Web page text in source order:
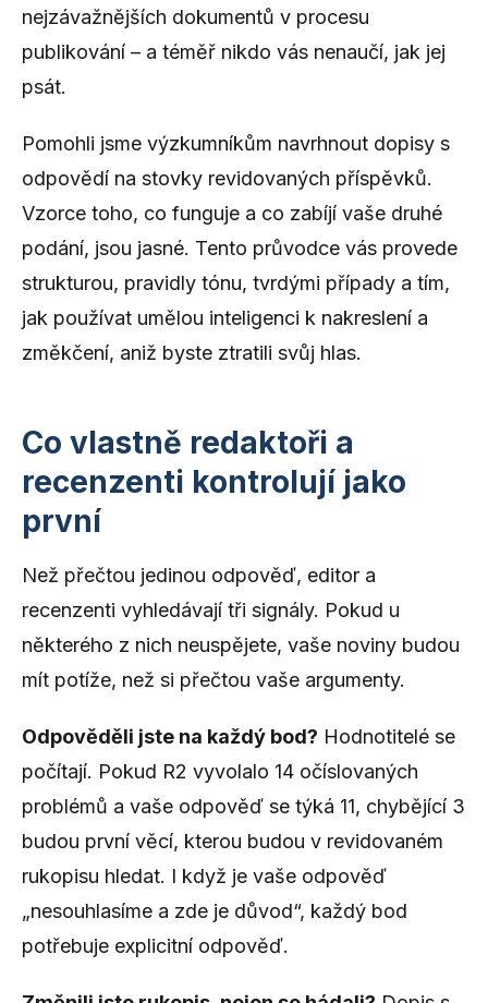
nejzávažnějších dokumentů v procesu
publikování – a téměř nikdo vás nenaučí, jak jej
psát.
Pomohli jsme výzkumníkům navrhnout dopisy s
odpovědí na stovky revidovaných příspěvků.
Vzorce toho, co funguje a co zabíjí vaše druhé
podání, jsou jasné. Tento průvodce vás provede
strukturou, pravidly tónu, tvrdými případy a tím,
jak používat umělou inteligenci k nakreslení a
změkčení, aniž byste ztratili svůj hlas.
Co vlastně redaktoři a
recenzenti kontrolují jako
první
Než přečtou jedinou odpověď, editor a
recenzenti vyhledávají tři signály. Pokud u
některého z nich neuspějete, vaše noviny budou
mít potíže, než si přečtou vaše argumenty.
Odpověděli jste na každý bod? Hodnotitelé se
počítají. Pokud R2 vyvolalo 14 očíslovaných
problémů a vaše odpověď se týká 11, chybějící 3
budou první věcí, kterou budou v revidovaném
rukopisu hledat. I když je vaše odpověď
„nesouhlasíme a zde je důvod“, každý bod
potřebuje explicitní odpověď.